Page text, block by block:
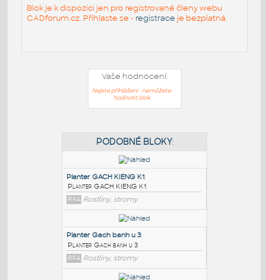
Blok je k dispozici jen pro registrované členy webu
CADforum.cz. Přihlaste se - registrace je bezplatná.
Vaše hodnocení:
Nejste přihlášeni - nemůžete
hodnotit blok
PODOBNÉ BLOKY
Planter GACH KIENG K1